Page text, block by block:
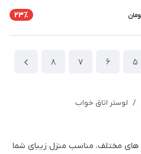
23٪
5
6
7
8
/ لوستر اتاق خواب
مختلف، مناسب منزل زیبای شما